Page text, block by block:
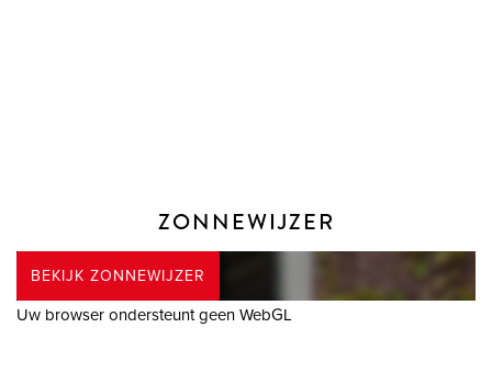
ZONNEWIJZER
BEKIJK ZONNEWIJZER
Uw browser ondersteunt geen WebGL